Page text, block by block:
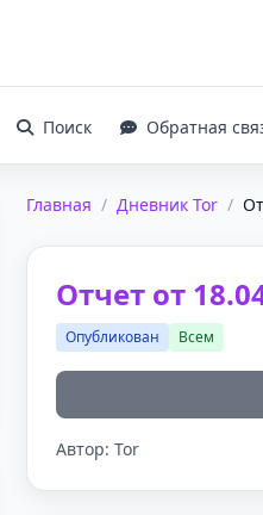
Поиск Обратная
Главная / Дневник Tor /
Отчет от
Опубликован Всем
Автор: Tor